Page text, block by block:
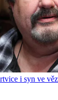
i syn ve